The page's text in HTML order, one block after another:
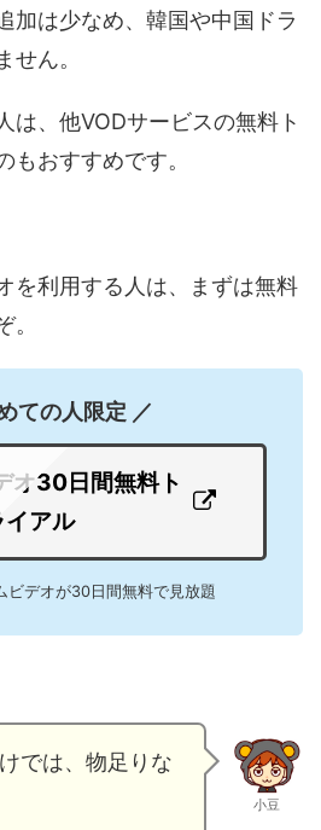
加は少なめ、韓国や中国ドラ
せん。
は、他VODサービスの無料ト
もおすすめです。
を利用する人は、まずは無料
。
ての人限定 ／
オ30日間無料ト
イアル
ビデオが30日間無料で見放題
では、物足りな
小豆